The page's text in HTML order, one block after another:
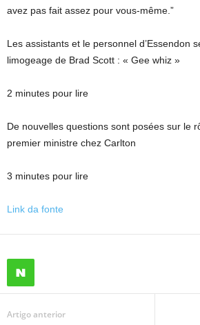
avez pas fait assez pour vous-même.”
Les assistants et le personnel d’Essendon
limogeage de Brad Scott : « Gee whiz »
2 minutes pour lire
De nouvelles questions sont posées sur le
premier ministre chez Carlton
3 minutes pour lire
Link da fonte
Artigo anterior